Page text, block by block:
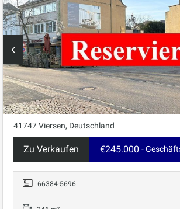
41747 Viersen, Deutschland
Zu Verkaufen €245.000 -
66384-5696